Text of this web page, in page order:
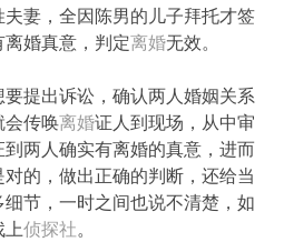
妻，全因陈男的儿子拜托才签
离婚真意，判定离婚无效。
提出诉讼，确认两人婚姻关系
会传唤离婚证人到现场，从中审
两人确实有离婚的真意，进而
的，做出正确的判断，还给当
节，一时之间也说不清楚，如
上侦探社。